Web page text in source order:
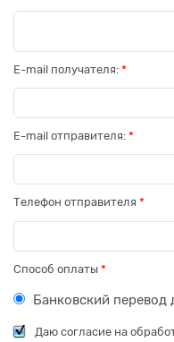
E-mail получателя:
E-mail отправителя:
Телефон отправителя
Способ оплаты
Банковский перевод
Даю согласие на